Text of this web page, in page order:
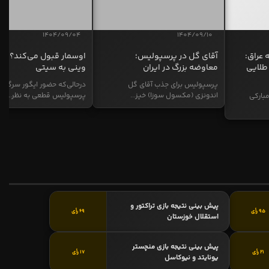
عراق:
1404/09/10
آقای گل در پرسپولیس؛
معاوضه بزرگ در ایران
پرسپولیس برای جذب آقای گل
اندونزی (مکسول سوزا) خیز...
1404/09/04
اوسمار قبول می‌کند؟
وینی به سیتی
درحالی‌که حضور ایگور
پرسپولیس قطعی به نظر...
95 رأی
پیش بینی نتیجه بازی تراکتور و
استقلال خوزستان
69 رأی
21 رأی
پیش بینی نتیجه بازی منچستر
یونایتد و نیوکاسل
17 رأی